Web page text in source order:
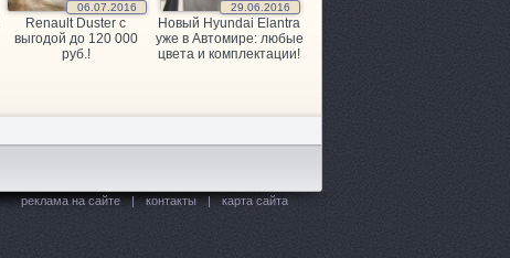
06.07.2016
Renault Duster с
выгодой до 120 000
руб.!
29.06.2016
Новый Hyundai Elantra
уже в Автомире: любые
цвета и комплектации!
реклама на сайте | контакты | карта сайта